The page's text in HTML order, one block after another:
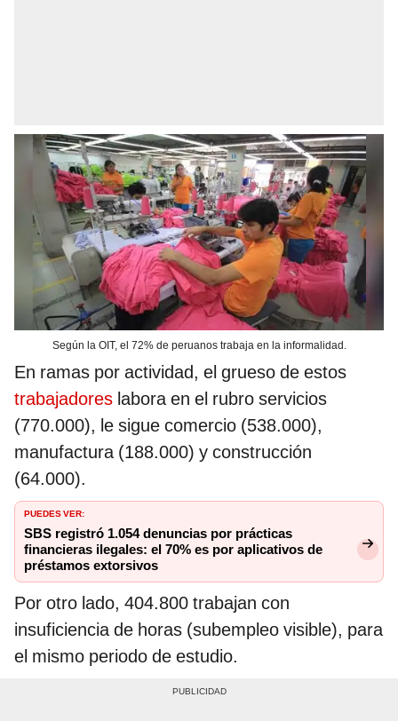
Según la OIT, el 72% de peruanos trabaja en la informalidad.
En ramas por actividad, el grueso de estos
trabajadores labora en el rubro servicios
(770.000), le sigue comercio (538.000),
manufactura (188.000) y construcción
(64.000).
PUEDES VER:
SBS registró 1.054 denuncias por prácticas
financieras ilegales: el 70% es por aplicativos de
préstamos extorsivos
Por otro lado, 404.800 trabajan con
insuficiencia de horas (subempleo visible), para
el mismo periodo de estudio.